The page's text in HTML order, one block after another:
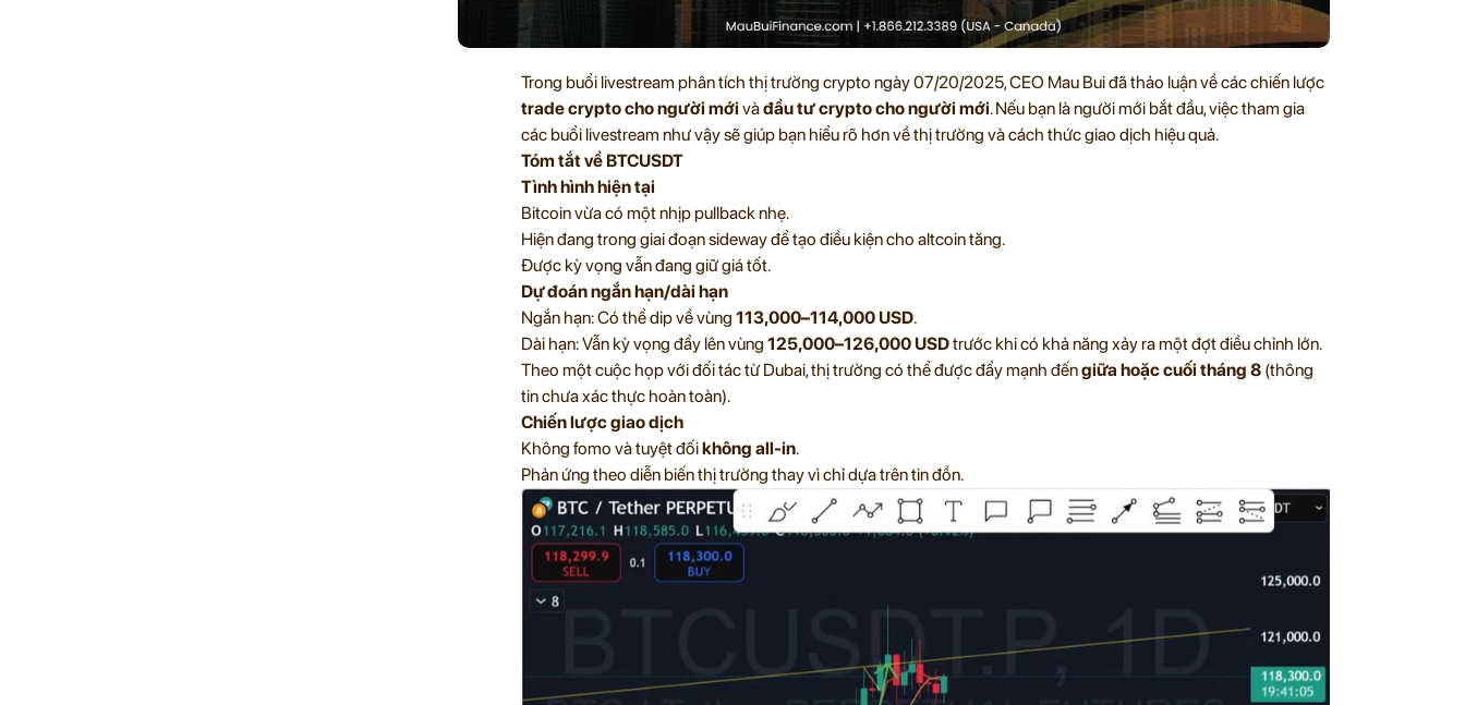
Trong buổi livestream phân tích thị trường crypto ngày 07/20/2025, CEO Mau Bui đã thảo luận về các chiến lược
trade crypto cho người mới vàđầu tư crypto cho người mới. Nếu bạn là người mới bắt đầu, việc tham gia
các buổi livestream như vậy sẽ giúp bạn hiểu rõ hơn về thị trường và cách thức giao dịch hiệu quả.
Tóm tắt về BTCUSDT
Tình hình hiện tại
Bitcoin vừa có một nhịp pullback nhẹ.
Hiện đang trong giai đoạn sideway để tạo điều kiện cho altcoin tăng.
Được kỳ vọng vẫn đang giữ giá tốt.
Dự đoán ngắn hạn/dài hạn
Ngắn hạn: Có thể dip về vùng 113,000–114,000 USD.
Dài hạn: Vẫn kỳ vọng đẩy lên vùng 125,000–126,000 USDtrước khi có khả năng xảy ra một đợt điều chỉnh lớn.
Theo một cuộc họp với đối tác từ Dubai, thị trường có thể được đẩy mạnh đếngiữa hoặc cuối tháng 8 (thông
tin chưa xác thực hoàn toàn).
Chiến lược giao dịch
Không fomo và tuyệt đốikhông all-in.
Phản ứng theo diễn biến thị trường thay vì chỉ dựa trên tin đồn.